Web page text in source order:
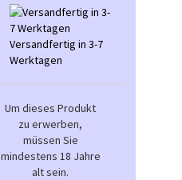
Versandfertig in 3-7
Werktagen
Um dieses Produkt
zu erwerben,
müssen Sie
mindestens 18 Jahre
alt sein.